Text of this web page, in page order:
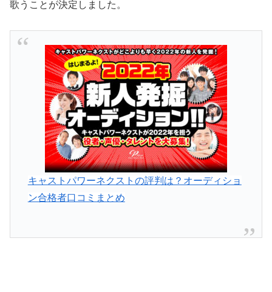
歌うことが決定しました。
キャストパワーネクストの評判は？オーディショ
ン合格者口コミまとめ